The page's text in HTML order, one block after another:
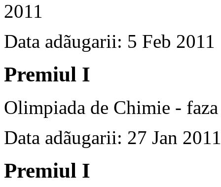
2011
Data adãugarii: 5 Feb 2011
Premiul I
Olimpiada de Chimie -
Data adãugarii: 27 Jan 2011
Premiul I